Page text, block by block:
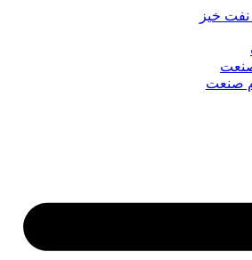
خیز
صنعت
صنعت